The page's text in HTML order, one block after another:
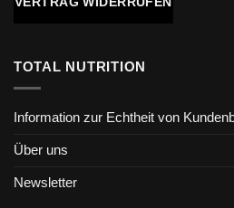
TOTAL NUTRITION
Information zur Echtheit von
Über uns
Newsletter